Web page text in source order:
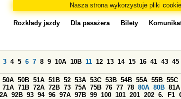
Nasza strona wykorzystuje pliki
Rozkłady jazdy Dla pasażera Bilety
3 4 5 6 7 8 9 10A 10B 11 12 13 14 15 16 41 43 45
50A 50B 51A 51B 52 53A 53C 53B 54B 55A 55B 55C
71A 71B 72A 72B 73 75A 75B 76 77 78 80A 80B 81A
92B 93 94 96 97A 97B 99 100 101 201 202 6. F1